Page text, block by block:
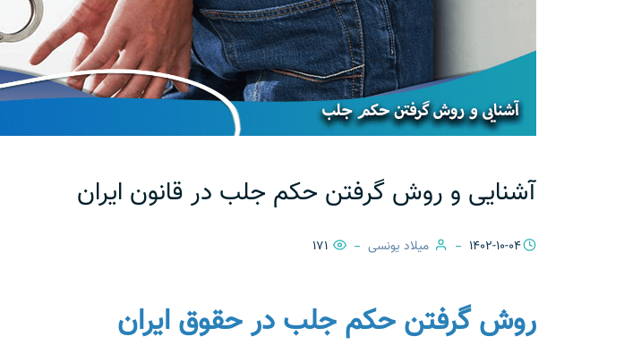
آشنایی و روش گرفتن حکم جلب در قانون ایران
1402-10-04 میلاد یونسی
روش گرفتن حکم جلب در حقوق ایران